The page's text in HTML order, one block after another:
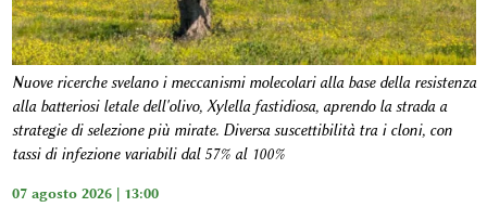
Nuove ricerche svelano i meccanismi molecolari alla base della resistenza
alla batteriosi letale dell'olivo, Xylella fastidiosa, aprendo la strada a
strategie di selezione più mirate. Diversa suscettibilità tra i cloni, con
tassi di infezione variabili dal 57% al 100%
07 agosto 2026 | 13:00